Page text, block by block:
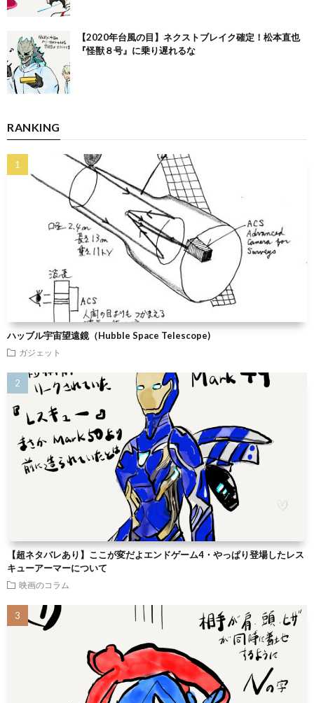
【2020年台風の目】ネクストブレイク確定！松本直也
『怪獣８号』に乗り遅れるな
RANKING
ハッブル宇宙望遠鏡（Hubble Space Telescope)
ガジェット
【超ネタバレあり】ここが変だよエンドゲーム4・やっぱり登場したレス
キューアーマーについて
映画のコラム